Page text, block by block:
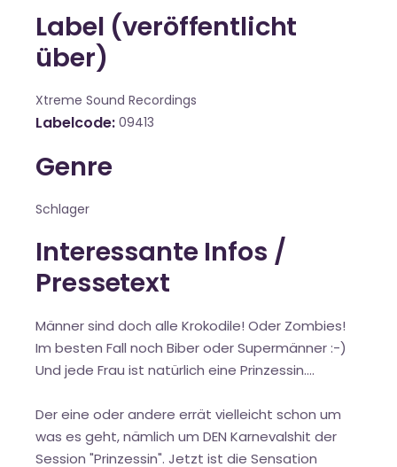
Label (veröffentlicht
über)
Xtreme Sound Recordings
Labelcode 09413
Genre
Schlager
Interessante Infos /
Pressetext
Männer sind doch alle Krokodile! Oder Zombies!
Im besten Fall noch Biber oder Supermänner :-)
Und jede Frau ist natürlich eine Prinzessin....
Der eine oder andere errät vielleicht schon um
was es geht, nämlich um DEN Karnevalshit der
Session "Prinzessin". Jetzt ist die Sensation